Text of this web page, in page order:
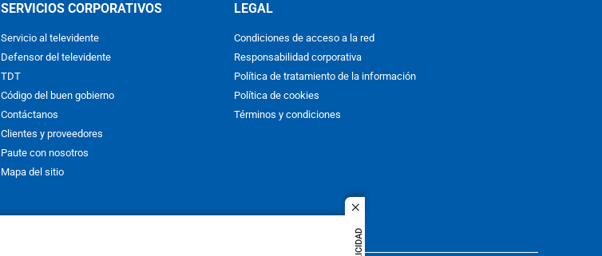
close
SERVICIOS CORPORATIVOS
Servicio al televidente
Defensor del televidente
TDT
Código del buen gobierno
Contáctanos
Clientes y proveedores
Paute con nosotros
Mapa del sitio
LEGAL
Condiciones de acceso a la red
Responsabilidad corporativa
Política de tratamiento de la información
Política de cookies
Términos y condiciones